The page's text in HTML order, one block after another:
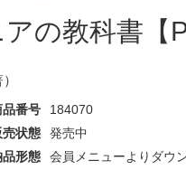
の教科書【
品番号
184070
売状態
発売中
品形態
会員メニューよりダウ